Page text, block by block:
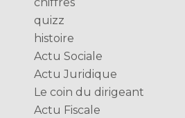
quizz
histoire
Actu Sociale
Actu Juridique
Le coin du dirigeant
Actu Fiscale